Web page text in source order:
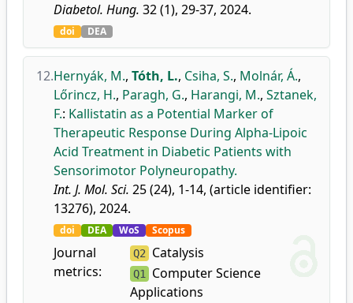
Diabetol. Hung. 32 (1), 29-37, 2024.
doi DEA
12.Hernyák, M., Tóth, L., Csiha, S., Molnár, Á.,
Lőrincz, H., Paragh, G., Harangi, M., Sztanek,
F.: Kallistatin as a Potential Marker of
Therapeutic Response During Alpha-Lipoic
Acid Treatment in Diabetic Patients with
Sensorimotor Polyneuropathy.
Int. J. Mol. Sci. 25 (24), 1-14, (article identifier:
13276), 2024.
doi DEA WoS Scopus
Journal
metrics:
Q2 Catalysis
Q1 Computer Science
Applications